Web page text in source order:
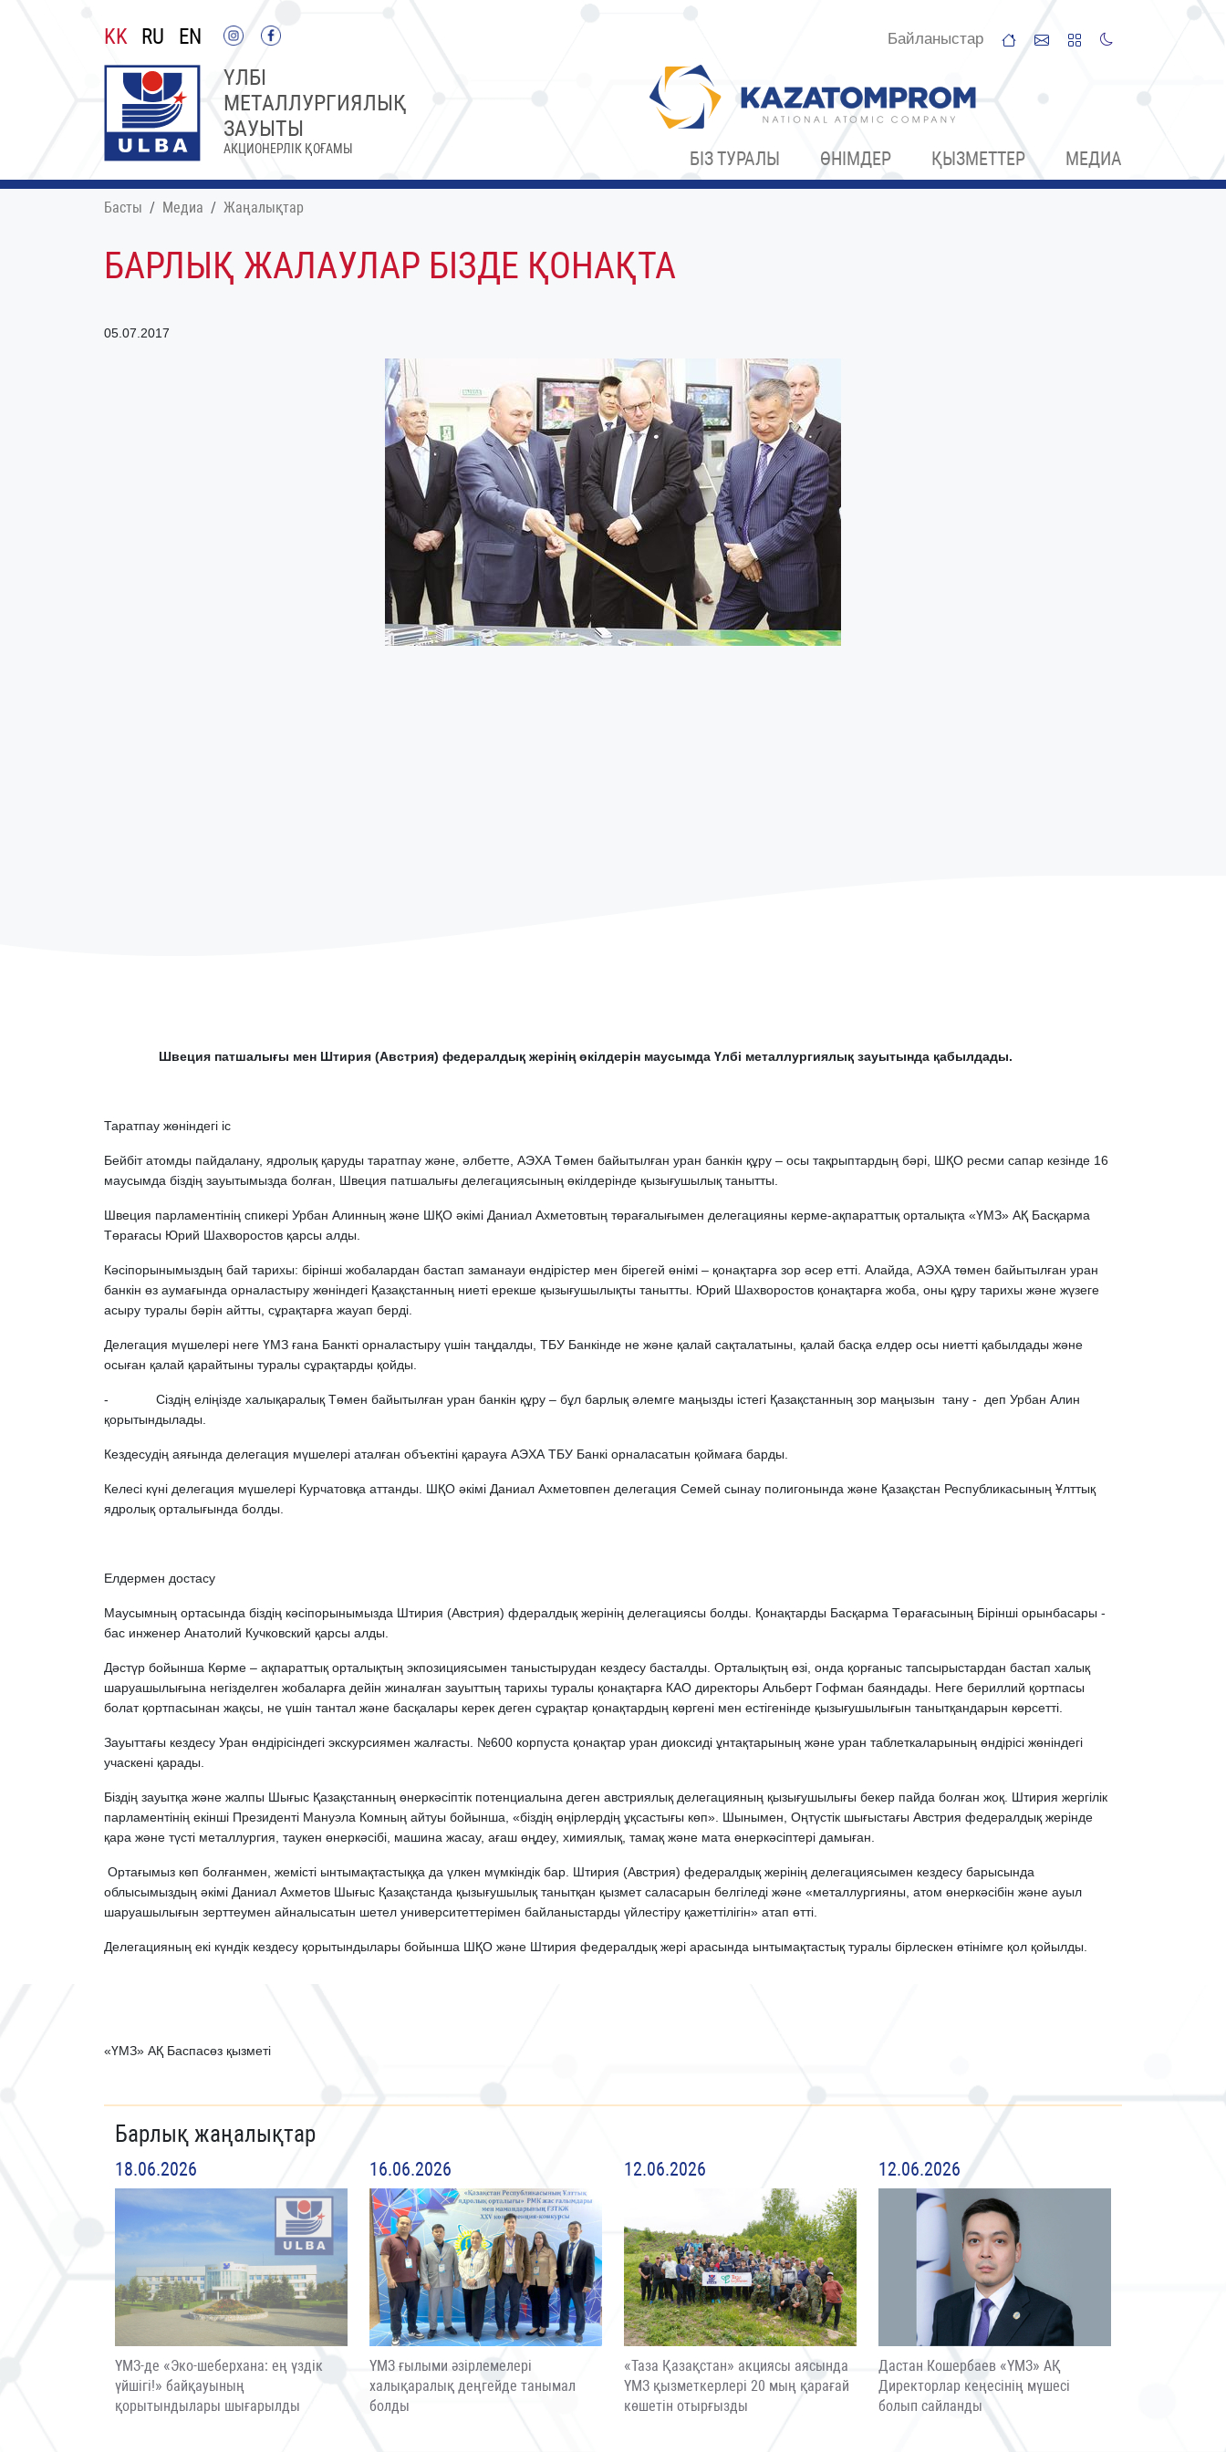
KK RU EN Байланыстар
ҮЛБІ
МЕТАЛЛУРГИЯЛЫҚ
ЗАУЫТЫ
АКЦИОНЕРЛІК ҚОҒАМЫ БІЗ ТУРАЛЫ ӨНІМДЕР ҚЫЗМЕТТЕР МЕДИА
Басты Медиа Жаңалықтар
БАРЛЫҚ ЖАЛАУЛАР БІЗДЕ ҚОНАҚТА
05.07.2017
Швеция патшалығы мен Штирия (Австрия) федералдық жерінің өкілдерін маусымда Үлбі металлургиялық зауытында қабылдады.
Таратпау жөніндегі іс
Бейбіт атомды пайдалану, ядролық қаруды таратпау және, әлбетте, АЭХА Төмен байытылған уран банкін құру – осы тақрыптардың бәрі, ШҚО ресми сапар кезінде 16
маусымда біздің зауытымызда болған, Швеция патшалығы делегациясының өкілдерінде қызығушылық танытты.
Швеция парламентінің спикері Урбан Алинның және ШҚО әкімі Даниал Ахметовтың төрағалығымен делегацияны керме-ақпараттық орталықта «ҮМЗ» АҚ Басқарма
Төрағасы Юрий Шахворостов қарсы алды.
Кәсіпорынымыздың бай тарихы: бірінші жобалардан бастап заманауи өндірістер мен бірегей өнімі – қонақтарға зор әсер етті. Алайда, АЭХА төмен байытылған уран
банкін өз аумағында орналастыру жөніндегі Қазақстанның ниеті ерекше қызығушылықты танытты. Юрий Шахворостов қонақтарға жоба, оны құру тарихы және жүзеге
асыру туралы бәрін айтты, сұрақтарға жауап берді.
Делегация мүшелері неге ҮМЗ ғана Банкті орналастыру үшін таңдалды, ТБУ Банкінде не және қалай сақталатыны, қалай басқа елдер осы ниетті қабылдады және
осыған қалай қарайтыны туралы сұрақтарды қойды.
- Сіздің еліңізде халықаралық Төмен байытылған уран банкін құру – бұл барлық әлемге маңызды істегі Қазақстанның зор маңызын тану - деп Урбан Алин
қорытындылады.
Кездесудің аяғында делегация мүшелері аталған объектіні қарауға АЭХА ТБУ Банкі орналасатын қоймаға барды.
Келесі күні делегация мүшелері Курчатовқа аттанды. ШҚО әкімі Даниал Ахметовпен делегация Семей сынау полигонында және Қазақстан Республикасының Ұлттық
ядролық орталығында болды.
Елдермен достасу
Маусымның ортасында біздің кәсіпорынымызда Штирия (Австрия) фдералдық жерінің делегациясы болды. Қонақтарды Басқарма Төрағасының Бірінші орынбасары -
бас инженер Анатолий Кучковский қарсы алды.
Дәстүр бойынша Көрме – ақпараттық орталықтың экпозициясымен таныстырудан кездесу басталды. Орталықтың өзі, онда қорғаныс тапсырыстардан бастап халық
шаруашылығына негізделген жобаларға дейін жиналған зауыттың тарихы туралы қонақтарға КАО директоры Альберт Гофман баяндады. Неге бериллий қортпасы
болат қортпасынан жақсы, не үшін тантал және басқалары керек деген сұрақтар қонақтардың көргені мен естігенінде қызығушылығын танытқандарын көрсетті.
Зауыттағы кездесу Уран өндірісіндегі экскурсиямен жалғасты. №600 корпуста қонақтар уран диоксиді ұнтақтарының және уран таблеткаларының өндірісі жөніндегі
учаскені қарады.
Біздің зауытқа және жалпы Шығыс Қазақстанның өнеркәсіптік потенциалына деген австриялық делегацияның қызығушылығы бекер пайда болған жоқ. Штирия жергілік
парламентінің екінші Президенті Мануэла Комның айтуы бойынша, «біздің өңірлердің ұқсастығы көп». Шынымен, Оңтүстік шығыстағы Австрия федералдық жерінде
қара және түсті металлургия, таукен өнеркәсібі, машина жасау, ағаш өңдеу, химиялық, тамақ және мата өнеркәсіптері дамыған.
Ортағымыз көп болғанмен, жемісті ынтымақтастыққа да үлкен мүмкіндік бар. Штирия (Австрия) федералдық жерінің делегациясымен кездесу барысында
облысымыздың әкімі Даниал Ахметов Шығыс Қазақстанда қызығушылық танытқан қызмет саласарын белгіледі және «металлургияны, атом өнеркәсібін және ауыл
шаруашылығын зерттеумен айналысатын шетел университеттерімен байланыстарды үйлестіру қажеттілігін» атап өтті.
Делегацияның екі күндік кездесу қорытындылары бойынша ШҚО және Штирия федералдық жері арасында ынтымақтастық туралы бірлескен өтінімге қол қойылды.
«ҮМЗ» АҚ Баспасөз қызметі
Барлық жаңалықтар
18.06.2026
ҮМЗ-де «Эко-шеберхана: ең үздік
үйшігі!» байқауының
қорытындылары шығарылды
16.06.2026
ҮМЗ ғылыми әзірлемелері
халықаралық деңгейде танымал
болды
12.06.2026
«Таза Қазақстан» акциясы аясында
ҮМЗ қызметкерлері 20 мың қарағай
көшетін отырғызды
12.06.2026
Дастан Кошербаев «ҮМЗ» АҚ
Директорлар кеңесінің мүшесі
болып сайланды